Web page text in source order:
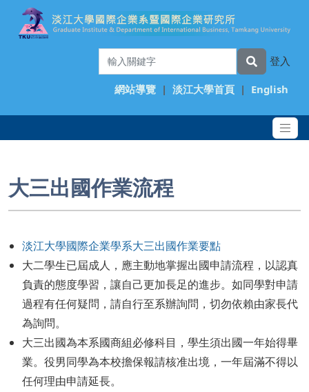
登入
網站導覽 | 淡江大學首頁 | English
大三出國作業流程
淡江大學國際企業學系大三出國作業要點
大二學生已屆成人，應主動地掌握出國申請流程，以認真
負責的態度學習，讓自己更加長足的進步。如同學對申請
過程有任何疑問，請自行至系辦詢問，切勿依賴由家長代
為詢問。
大三出國為本系國商組必修科目，學生須出國一年始得畢
業。役男同學為本校擔保報請核准出境，一年屆滿不得以
任何理由申請延長。